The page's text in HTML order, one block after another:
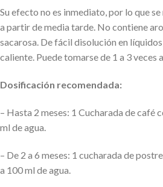
Su efecto no es inmediato, por lo que
a partir de media tarde. No contiene
sacarosa. De fácil disolución en
caliente. Puede tomarse de 1 a 3 veces
Dosificación recomendada:
– Hasta 2 meses: 1 Cucharada de café
ml de agua.
– De 2 a 6 meses: 1 cucharada de
a 100 ml de agua.